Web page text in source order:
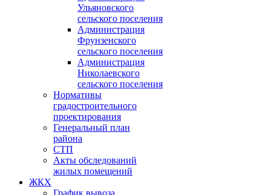
Ульяновского
сельского поселения
Администрация
Фрунзенского
сельского поселения
Администрация
Николаевского
сельского поселения
Нормативы
градостроительного
проектирования
Генеральный план
района
СТП
Акты обследований
жилых помещений
ЖКХ
График вывоза